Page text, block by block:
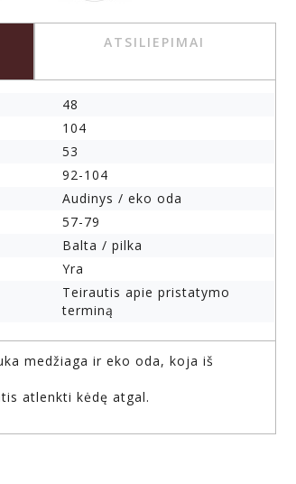
ATSILIEPIMAI
48
104
53
92-104
Audinys / eko oda
57-79
Balta / pilka
Yra
Teirautis apie pristatymo
terminą
medžiaga ir eko oda, koja iš
atlenkti kėdę atgal.